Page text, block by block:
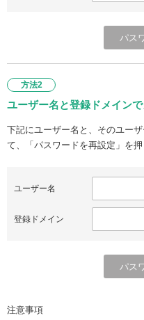
方法2
ユーザー名と登録ドメイン
下記にユーザー名と、そのユー
て、「パスワードを再設定」を押
ユーザー名
登録ドメイン
注意事項